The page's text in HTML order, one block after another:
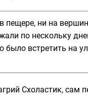
пещере, ни на
по нескольку
встретить на
Схоластик, сам